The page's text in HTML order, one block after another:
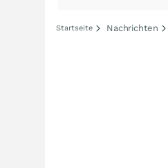
Startseite Nachrichten